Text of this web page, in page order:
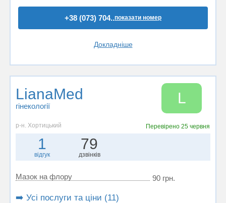
+38 (073) 704..показати номер
Докладніше
LianaMed
гінекології L
р-н. Хортицький Перевірено25 червня
1
відгук
79
дзвінків
Мазок на флору 90 грн.
➡️ Усі послуги та ціни (11)